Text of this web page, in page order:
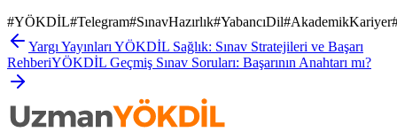
#YÖKDİL#Telegram#SınavHazırlık#YabancıDil#AkademikKariyer
Yargı Yayınları YÖKDİL Sağlık: Sınav Stratejileri ve Başarı
RehberiYÖKDİL Geçmiş Sınav Soruları: Başarının Anahtarı mı?